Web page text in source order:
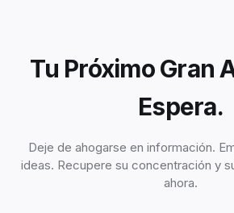
Tu Próximo Gran
Espera.
Deje de ahogarse en información.
ideas. Recupere su concentración y
ahora.